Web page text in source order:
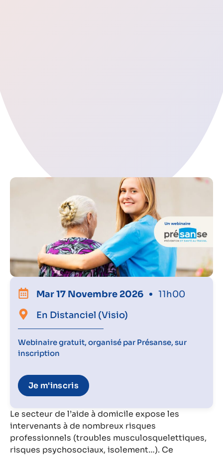
Le secteur de l’aide à domicile expose les
intervenants à de nombreux risques
professionnels (troubles musculosquelettiques,
risques psychosociaux, isolement…). Ce
Mar 17 Novembre 2026
11h00
En Distanciel (visio)
Webinaire gratuit, organisé par Présanse, sur
inscription
Je m'inscris